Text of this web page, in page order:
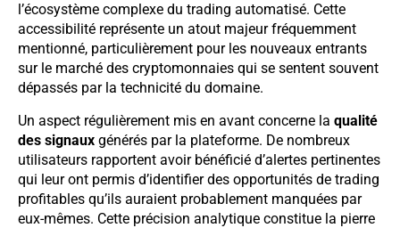
l’écosystème complexe du trading automatisé. Cette
accessibilité représente un atout majeur fréquemment
mentionné, particulièrement pour les nouveaux entrants
sur le marché des cryptomonnaies qui se sentent souvent
dépassés par la technicité du domaine.
Un aspect régulièrement mis en avant concerne la qualité
des signaux générés par la plateforme. De nombreux
utilisateurs rapportent avoir bénéficié d’alertes pertinentes
qui leur ont permis d’identifier des opportunités de trading
profitables qu’ils auraient probablement manquées par
eux-mêmes. Cette précision analytique constitue la pierre